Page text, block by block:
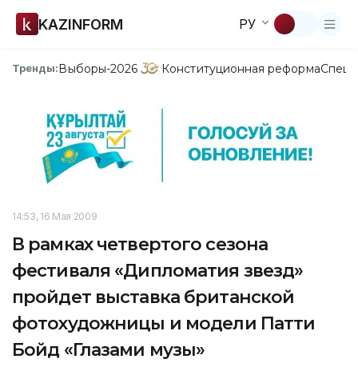
KAZINFORM РУ
Тренды:Выборы-2026 Конституционная реформа
14:53, 16 Мая 2009
В рамках четвертого сезона
фестиваля «Дипломатия звезд»
пройдет выставка британской
фотохудожницы и модели Патти
Бойд «Глазами музы»